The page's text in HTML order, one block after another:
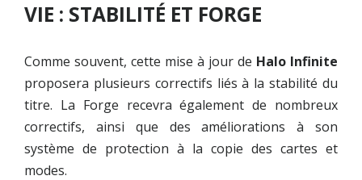
VIE : STABILITÉ ET FORGE
Comme souvent, cette mise à jour de Halo Infinite
proposera plusieurs correctifs liés à la stabilité du
titre. La Forge recevra également de nombreux
correctifs, ainsi que des améliorations à son
système de protection à la copie des cartes et
modes.